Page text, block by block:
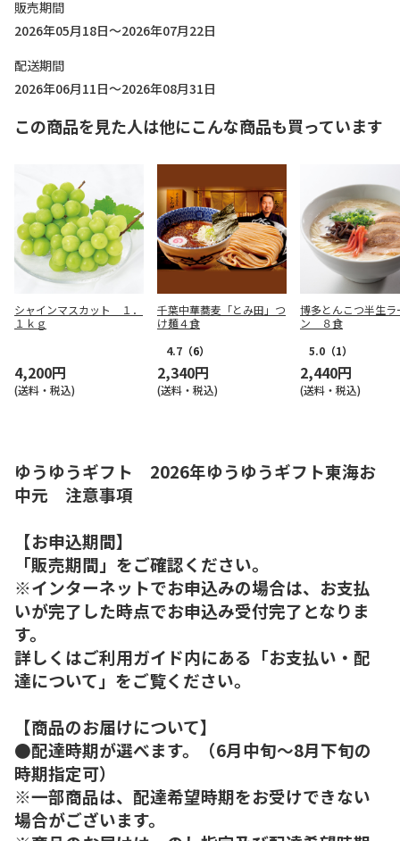
販売期間
2026年05月18日～2026年07月22日
配送期間
2026年06月11日～2026年08月31日
この商品を見た人は他にこんな商品も買っています
シャインマスカット １．
１ｋｇ
4,200円
(送料・税込)
千葉中華蕎麦「とみ田」つ
け麺４食
4.7 （6）
2,340円
(送料・税込)
博多とんこつ半生ラ
ン ８食
5.0 （1）
2,440円
(送料・税込)
ゆうゆうギフト 2026年ゆうゆうギフト東海お
中元 注意事項
【お申込期間】
「販売期間」をご確認ください。
※インターネットでお申込みの場合は、お支払
いが完了した時点でお申込み受付完了となりま
す。
詳しくはご利用ガイド内にある「お支払い・配
達について」をご覧ください。
【商品のお届けについて】
●配達時期が選べます。（6月中旬～8月下旬の
時期指定可）
※一部商品は、配達希望時期をお受けできない
場合がございます。